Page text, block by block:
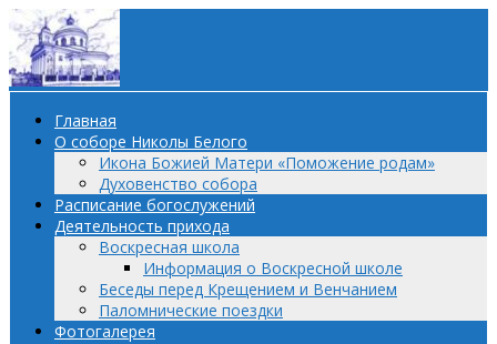
Главная
О соборе Николы Белого
Икона Божией Матери «Поможение родам»
Духовенство собора
Расписание богослужений
Деятельность прихода
Воскресная школа
Информация о Воскресной школе
Беседы перед Крещением и Венчанием
Паломнические поездки
Фотогалерея